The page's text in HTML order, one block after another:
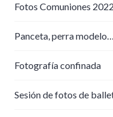
Fotos Comuniones 2022
Panceta, perra
Fotografía confinada
Sesión de fotos de